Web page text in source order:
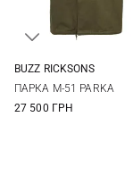
BUZZ RICKSONS
ПАРКА M-51 PARKA
27 500 ГРН